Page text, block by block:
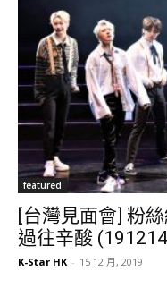
featured
[台灣見面會] 粉
過往辛酸
K-Star HK - 15 12 月, 2019